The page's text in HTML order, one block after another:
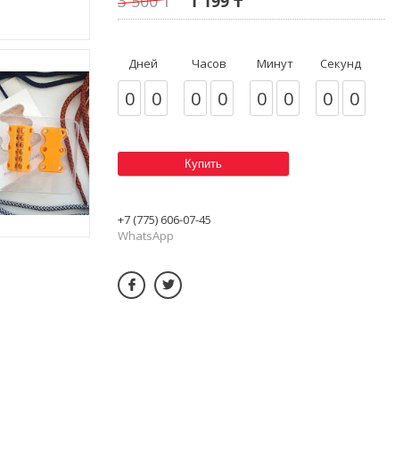
Дней
0 0
Часов
0 0
Минут
0 0
Секунд
0 0
Купить
+7 (775) 606-07-45
WhatsApp